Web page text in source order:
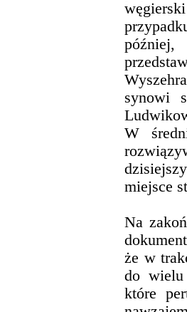
synowi
W
miejsce
Na
że w
do wielu
które